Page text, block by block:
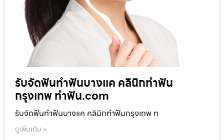
รับจัดฟันทำฟันบางแค คลินิกทำฟัน
กรุงเทพ ทำฟัน.com
รับจัดฟันทำฟันบางแค คลินิกทำฟันกรุงเทพ ท
ดูเพิ่มเติม »